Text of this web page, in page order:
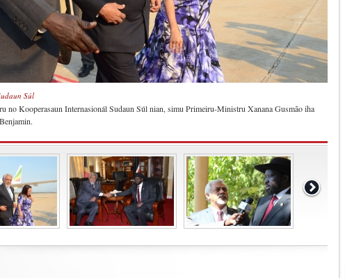
Súl
no Kooperasaun Internasionál Sudaun Súl nian, simu Primeiru-Ministru Xanana Gusmão iha